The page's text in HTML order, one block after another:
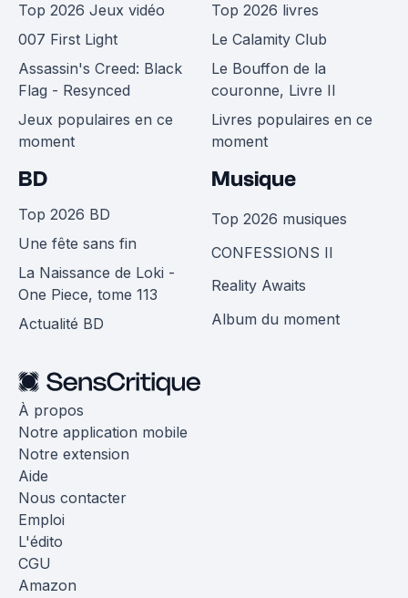
Top 2026 Jeux vidéo
007 First Light
Assassin's Creed: Black
Flag - Resynced
Jeux populaires en ce
moment
Top 2026 livres
Le Calamity Club
Le Bouffon de la
couronne, Livre II
Livres populaires en ce
moment
BD
Top 2026 BD
Une fête sans fin
La Naissance de Loki -
One Piece, tome 113
Actualité BD
Musique
Top 2026 musiques
CONFESSIONS II
Reality Awaits
Album du moment
À propos
Notre application mobile
Notre extension
Aide
Nous contacter
Emploi
L'édito
CGU
Amazon